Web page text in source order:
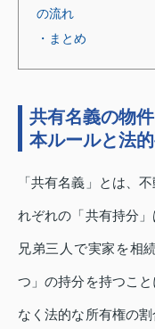
の流れ
・まとめ
共有名義の物
本ルールと法
「共有名義」とは、
れぞれの「共有持分
兄弟三人で実家を相
つ」の持分を持つこ
なく法的な所有権の